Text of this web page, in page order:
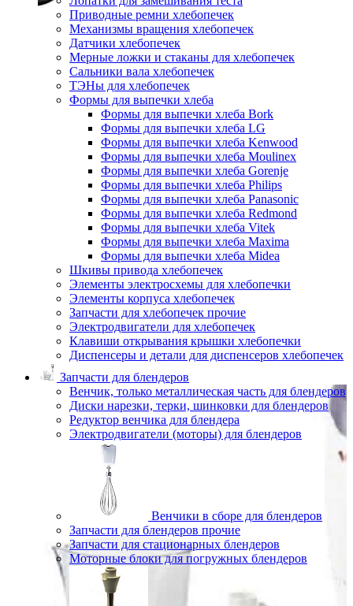
Приводные ремни хлебопечек
Механизмы вращения хлебопечек
Датчики хлебопечек
Мерные ложки и стаканы для хлебопечек
Сальники вала хлебопечек
ТЭНы для хлебопечек
Формы для выпечки хлеба
Формы для выпечки хлеба Bork
Формы для выпечки хлеба LG
Формы для выпечки хлеба Kenwood
Формы для выпечки хлеба Moulinex
Формы для выпечки хлеба Gorenje
Формы для выпечки хлеба Philips
Формы для выпечки хлеба Panasonic
Формы для выпечки хлеба Redmond
Формы для выпечки хлеба Vitek
Формы для выпечки хлеба Maxima
Формы для выпечки хлеба Midea
Шкивы привода хлебопечек
Элементы электросхемы для хлебопечки
Элементы корпуса хлебопечек
Запчасти для хлебопечек прочие
Электродвигатели для хлебопечек
Клавиши открывания крышки хлебопечки
Диспенсеры и детали для диспенсеров хлебопечек
Запчасти для блендеров
Венчик, только металлическая часть для блендеров
Диски нарезки, терки, шинковки для блендеров
Редуктор венчика для блендера
Электродвигатели (моторы) для блендеров
Венчики в сборе для блендеров
Запчасти для блендеров прочие
Запчасти для стационарных блендеров
Моторные блоки для погружных блендеров